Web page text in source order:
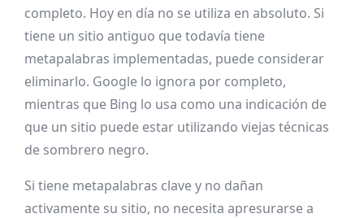
completo. Hoy en día no se utiliza en absoluto. Si
tiene un sitio antiguo que todavía tiene
metapalabras implementadas, puede considerar
eliminarlo. Google lo ignora por completo,
mientras que Bing lo usa como una indicación de
que un sitio puede estar utilizando viejas técnicas
de sombrero negro.
Si tiene metapalabras clave y no dañan
activamente su sitio, no necesita apresurarse a